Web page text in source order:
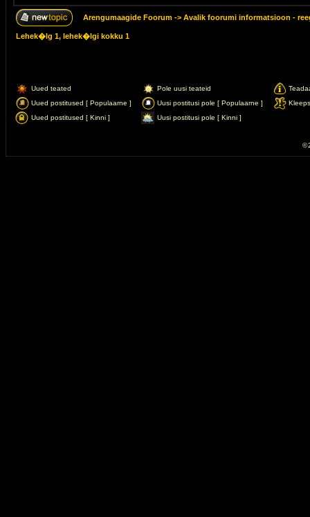
Arengumaagide Foorum -> Avalik foorumi informatsioon -
Lehek�lg 1, lehek�lgi kokku 1
Uued teated Pole uusi teateid
Uued postitused [ Populaarne ]
Uusi postitusi pole [ Populaarne ]
Kleeps
Uued postitused [ Kinni ]
Uusi postitusi pole [ Kinni ]
©